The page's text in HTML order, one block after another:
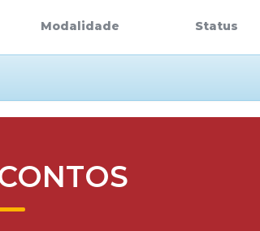
Modalidade Status